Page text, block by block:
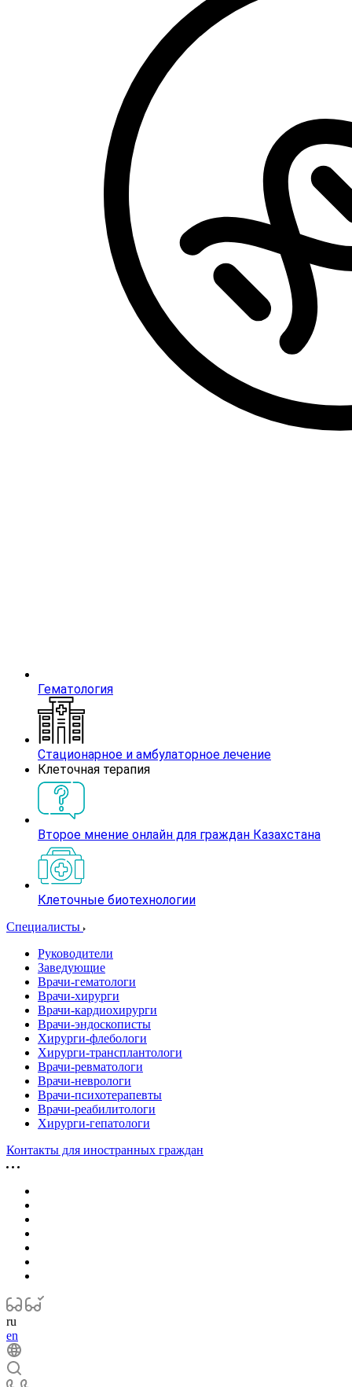
Гематология
Стационарное и амбулаторное лечение
Клеточная терапия
Второе мнение онлайн для граждан Казахстана
Клеточные биотехнологии
Специалисты
Руководители
Заведующие
Врачи-гематологи
Врачи-хирурги
Врачи-кардиохирурги
Врачи-эндоскописты
Хирурги-флебологи
Хирурги-трансплантологи
Врачи-ревматологи
Врачи-неврологи
Врачи-психотерапевты
Врачи-реабилитологи
Хирурги-гепатологи
Контакты для иностранных граждан
ru
en